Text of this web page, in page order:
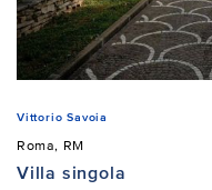
Vittorio Savoia
Roma, RM
Villa singola